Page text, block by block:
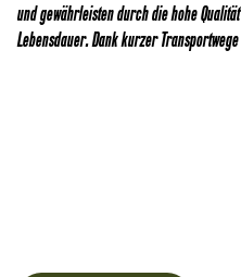
und gewährleisten durch die hohe
Lebensdauer. Dank kurzer